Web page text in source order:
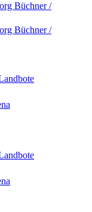
Büchner /
Büchner /